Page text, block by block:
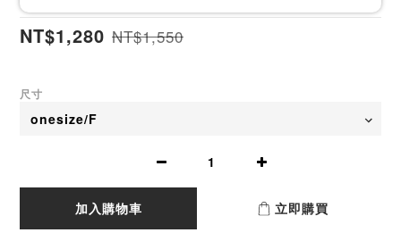
NT$1,280 NT$1,550
尺寸
加入購物車 立即購買